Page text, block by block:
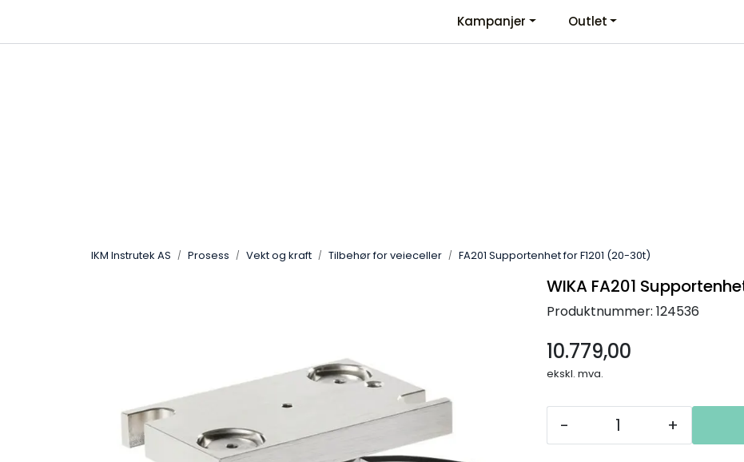
KontaktinformasjonKampanjer Outlet
IKM Instrutek AS Prosess Vekt og kraft Tilbehør for veieceller FA201 Supportenhet for F1201 (20-30t)
WIKA FA201
Produktnummer: 124536
10.779,00
ekskl. mva.
- +